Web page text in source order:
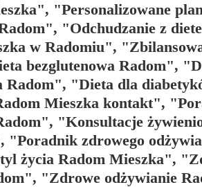
"Personalizowane
"Odchudzanie z
w Radomiu",
bezglutenowa Radom",
Radom", "Dieta dla
Mieszka kontakt",
"Konsultacje
"Poradnik zdrowego
życia Radom Mieszka",
"Zdrowe odżywianie